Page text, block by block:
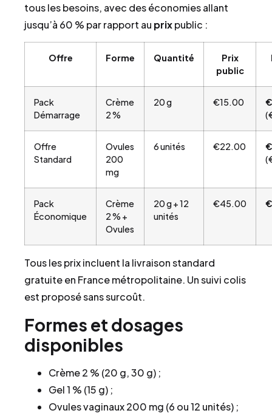
tous les besoins, avec des économies allant
jusqu’à 60 % par rapport au prixpublic :
Offre Forme Quantité
Prix
public
Pack
Démarrage
Crème
2 %
20 g €15.00
Offre
Standard
Ovules
200
mg
6 unités €22.00
Pack
Économique
Crème
2 % +
Ovules
20 g + 12
unités
€45.00
Tous les prix incluent la livraison standard
gratuite en France métropolitaine. Un suivi colis
est proposé sans surcoût.
Formes et dosages
disponibles
Crème 2 % (20 g, 30 g) ;
Gel 1 % (15 g) ;
Ovules vaginaux 200 mg (6 ou 12 unités) ;